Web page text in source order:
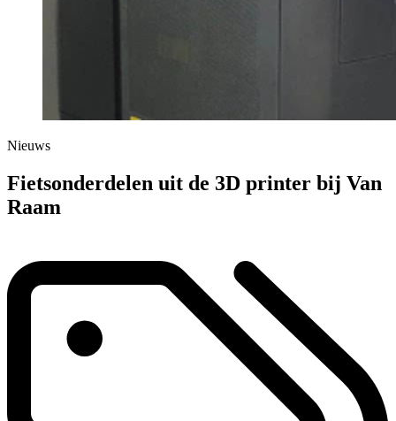
Nieuws
Fietsonderdelen uit de 3D printer bij Van
Raam